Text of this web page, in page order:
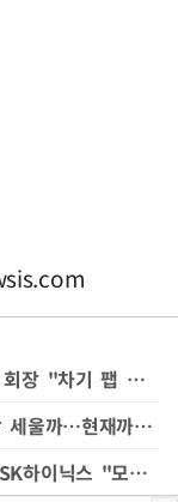
호남 반도체공장設 확산 속…최태원 SK 회장 "차기 팹 입지 국내·해외 다 열려있어"
삼성전자·SK하이닉스, 호남 반도체 공장 세울까…현재까진 "모르는 일" 일축
호남 반도체 신공장 추진說에 삼성전자·SK하이닉스 "모르는 일" 선그어